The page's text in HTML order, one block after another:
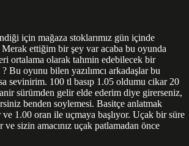
için mağaza stoklarımız gün içinde
ettiğim bir şey var acaba bu oyunda
ortalama olarak tahmin edebilecek bir
Bu oyunu bilen yazılımcı arkadaşlar bu
sevinirim. 100 tl basıp 1.05 oldumu cikar 20
sürümden gelir elde ederim diye girerseniz,
benden soylemesi. Basitçe anlatmak
1.00 oran ile uçmaya başlıyor. Uçak bir süre
ve sizin amacınız uçak patlamadan önce